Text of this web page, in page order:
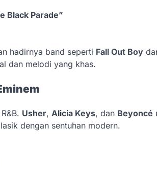
Black Parade”
hadirnya band seperti Fall Out Boy
dan melodi yang khas.
Usher, Alicia Keys, dan Beyoncé
dengan sentuhan modern.